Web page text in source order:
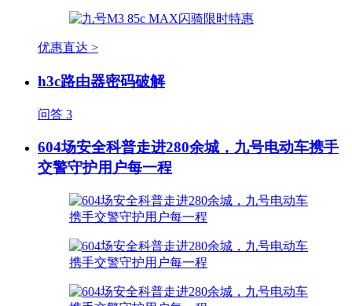
优惠直达 >
h3c路由器密码破解
问答 3
604场安全科普走进280余城，九号电动车携手
交警守护用户每一程